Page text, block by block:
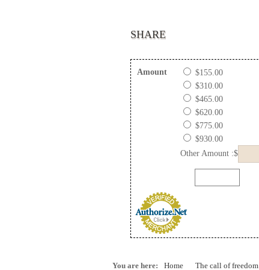
SHARE
Amount
$155.00
$310.00
$465.00
$620.00
$775.00
$930.00
Other Amount :$
You are here: Home The call of freedom